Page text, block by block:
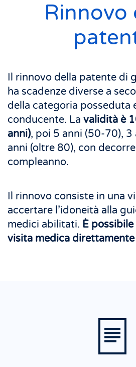
Rinnovo
Il rinnovo della patente di
ha scadenze diverse a
della categoria posseduta
conducente. La validità è
anni), poi 5 anni (50-70), 3
anni (oltre 80), con
compleanno.
Il rinnovo consiste in una
accertare l’idoneità alla
medici abilitati. È
visita medica